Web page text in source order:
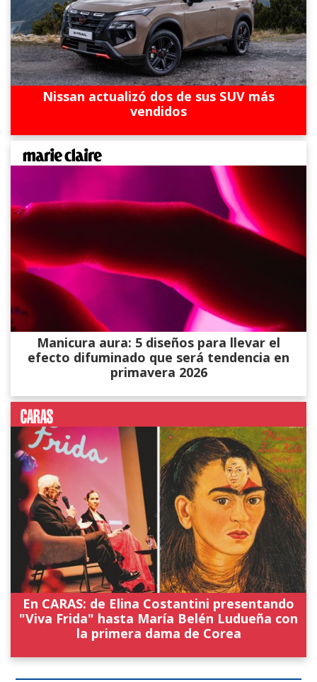
Nissan actualizó dos de sus SUV más
vendidos
Manicura aura: 5 diseños para llevar el
efecto difuminado que será tendencia en
primavera 2026
En CARAS: de Elina Costantini presentando
"Viva Frida" hasta María Belén Ludueña con
la primera dama de Corea